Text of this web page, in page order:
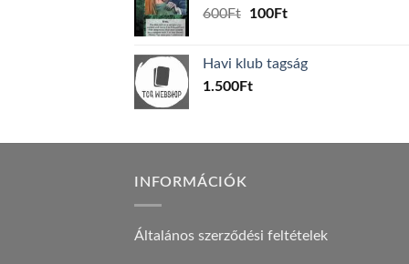
600Ft
Original
600Ft.
100FtCurrent
100Ft.
Havi klub tagság
1.500Ft
INFORMÁCIÓK
Általános szerződési feltételek